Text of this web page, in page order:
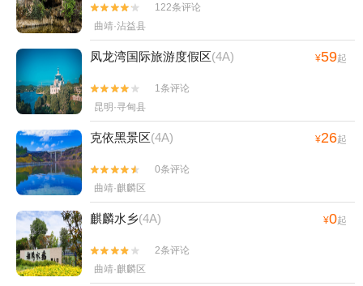


122条评论
曲靖·沾益县
凤龙湾国际旅游度假区(4A) ¥59起


1条评论
昆明·寻甸县
克依黑景区(4A) ¥26起


0条评论
曲靖·麒麟区
麒麟水乡(4A) ¥0起


2条评论
曲靖·麒麟区